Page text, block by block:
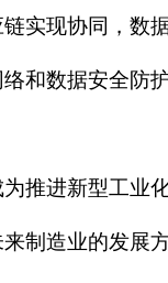
实现协同，数
和数据安全防
推进新型工业
制造业的发展方